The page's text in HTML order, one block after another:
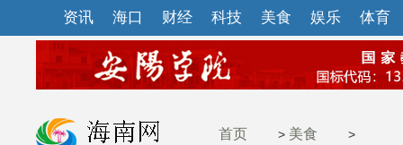
资讯 海口 财经 科技 美食 娱乐 体育
首页 > 美食 >